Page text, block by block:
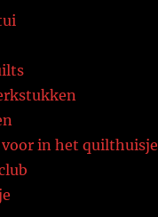
in het quilthuisje